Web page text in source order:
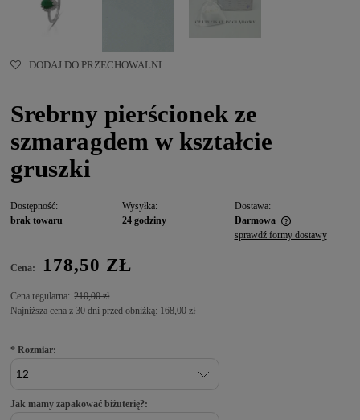
DODAJ DO PRZECHOWALNI
Srebrny pierścionek ze
szmaragdem w kształcie
gruszki
Dostępność:
brak towaru
Wysyłka:
24 godziny
Dostawa:
Darmowa
sprawdź formy dostawy
Cena: 178,50 ZŁ
Cena regularna: 210,00 zł
Najniższa cena z 30 dni przed obniżką: 168,00 zł
* Rozmiar:
Jak mamy zapakować biżuterię?: